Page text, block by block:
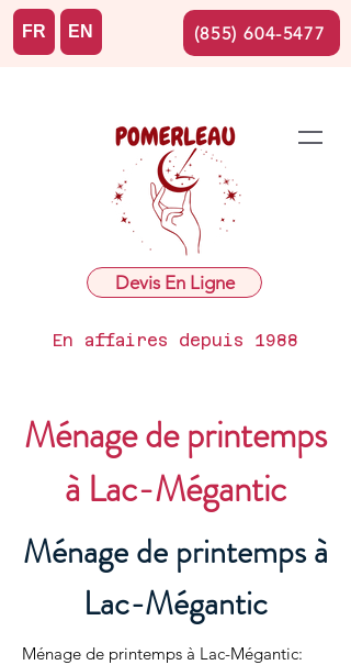
Devis En Ligne
En affaires depuis 1988
FR EN (855) 604-5477
Ménage de printemps
à Lac-Mégantic
Ménage de printemps à
Lac-Mégantic
Ménage de printemps à Lac-Mégantic: